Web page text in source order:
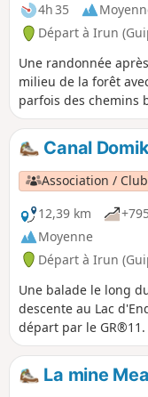
4h 35
Départ à Irun
Une randonnée
milieu de la forêt
parfois des chemins
plusieurs sommets :
Gogortegiko.
Canal
Association /
12,39 km
Moyenne
Départ à Irun
Une balade le long
descente au Lac
départ par le GR®11.
La mine